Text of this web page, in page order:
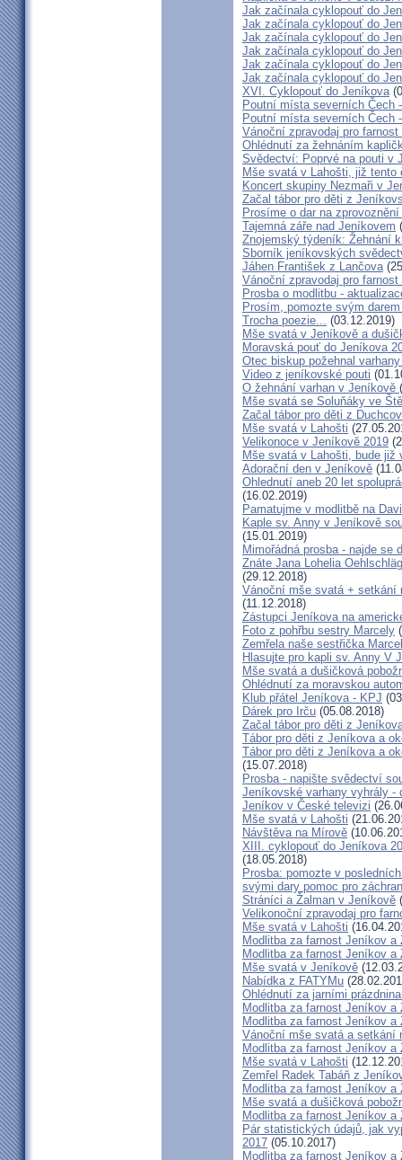
Jak začínala cyklopouť do
Jak začínala cyklopouť do
Jak začínala cyklopouť do
Jak začínala cyklopouť do
Jak začínala cyklopouť do
Jak začínala cyklopouť do
XVI. Cyklopouť do Jeníkova
Poutní místa severních Čech
Poutní místa severních Čech
Vánoční zpravodaj pro
Ohlédnutí za žehnáním
Svědectví: Poprvé na pouti v
Mše svatá v Lahošti, již tento
Koncert skupiny Nezmaři v
Začal tábor pro děti z
Prosíme o dar na
Tajemná záře nad Jeníkovem
Znojemský týdeník: Žehnání
Sborník jeníkovských
Jáhen František z Lančova
Vánoční zpravodaj pro
Prosba o modlitbu -
Prosím, pomozte svým
Trocha poezie...
(03.12.2019)
Mše svatá v Jeníkově a
Moravská pouť do Jeníkova
Otec biskup požehnal
Video z jeníkovské pouti
O žehnání varhan v Jeníkově
Mše svatá se Soluňáky ve
Začal tábor pro děti z
Mše svatá v Lahošti
Velikonoce v Jeníkově 2019
Mše svatá v Lahošti, bude již
Adorační den v Jeníkově
Ohlednutí aneb 20 let
(16.02.2019)
Pamatujme v modlitbě na
Kaple sv. Anny v Jeníkově
(15.01.2019)
Mimořádná prosba - najde se
Znáte Jana Lohelia
(29.12.2018)
Vánoční mše svatá + setkání
(11.12.2018)
Zástupci Jeníkova na
Foto z pohřbu sestry Marcely
Zemřela naše sestřička
Hlasujte pro kapli sv. Anny V
Mše svatá a dušičková
Ohlédnutí za moravskou
Klub přátel Jeníkova - KPJ
Dárek pro Irču (05.08.2018)
Začal tábor pro děti z
Tábor pro děti z Jeníkova a
Tábor pro děti z Jeníkova a
(15.07.2018)
Prosba - napište svědectví
Jeníkovské varhany vyhrály -
Jeníkov v České televizi
Mše svatá v Lahošti
Návštěva na Mírově
XIII. cyklopouť do Jeníkova
(18.05.2018)
Prosba: pomozte v
svými dary pomoc pro
Stráníci a Žalman v Jeníkově
Velikonoční zpravodaj pro
Mše svatá v Lahošti
Modlitba za farnost Jeníkov a
Modlitba za farnost Jeníkov a
Mše svatá v Jeníkově
Nabídka z FATYMu
Ohlédnutí za jarními
Modlitba za farnost Jeníkov a
Modlitba za farnost Jeníkov a
Vánoční mše svatá a setkání
Modlitba za farnost Jeníkov a
Mše svatá v Lahošti
Zemřel Radek Tabáň z
Modlitba za farnost Jeníkov a
Mše svatá a dušičková
Modlitba za farnost Jeníkov a
Pár statistických údajů, jak
2017 (05.10.2017)
Modlitba za farnost Jeníkov a